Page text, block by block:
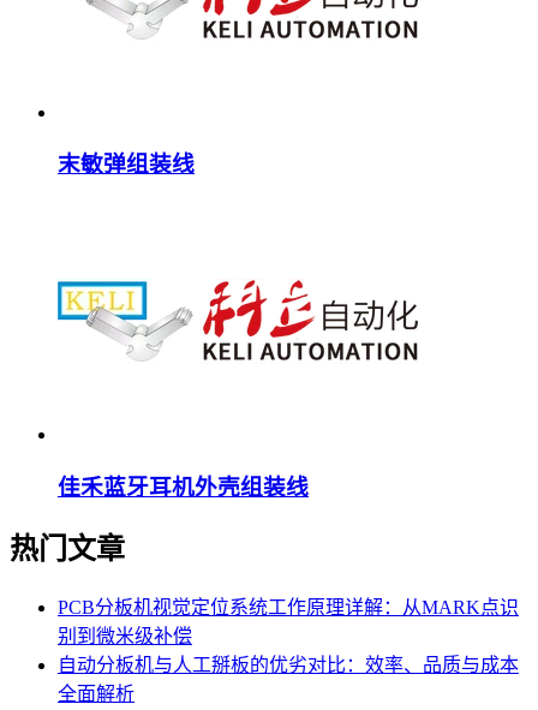
末敏弹组装线
佳禾蓝牙耳机外壳组装线
热门文章
PCB分板机视觉定位系统工作原理详解：从MARK点识
别到微米级补偿
自动分板机与人工掰板的优劣对比：效率、品质与成本
全面解析